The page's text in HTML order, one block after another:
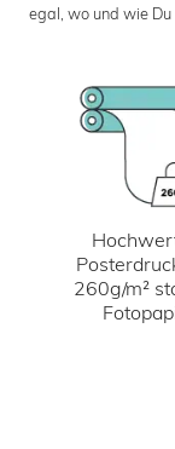
egal, wo und wie Du
260g/m²